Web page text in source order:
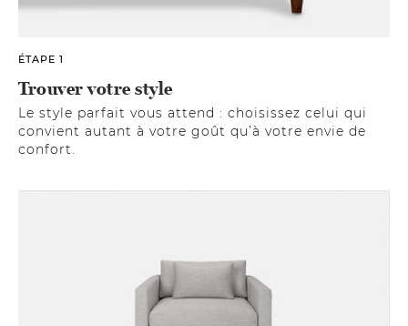
ÉTAPE 1
Trouver votre style
Le style parfait vous attend : choisissez celui qui
convient autant à votre goût qu’à votre envie de
confort.